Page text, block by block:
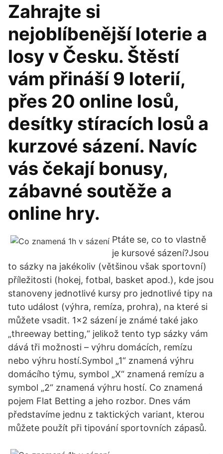
Zahrajte si
nejoblíbenější loterie a
losy v Česku. Štěstí
vám přináší 9 loterií,
přes 20 online losů,
desítky stíracích losů a
kurzové sázení. Navíc
vás čekají bonusy,
zábavné soutěže a
online hry.
Ptáte se, co to vlastně
je kursové sázení?Jsou
to sázky na jakékoliv (většinou však sportovní)
příležitosti (hokej, fotbal, basket apod.), kde jsou
stanoveny jednotlivé kursy pro jednotlivé tipy na
tuto událost (výhra, remíza, prohra), na které si
můžete vsadit. 1×2 sázení je známé také jako
„threeway betting,“ jelikož tento typ sázky vám
dává tři možnosti – výhru domácích, remízu
nebo výhru hostí.Symbol „1“ znamená výhru
domácího týmu, symbol „X“ znamená remízu a
symbol „2“ znamená výhru hostí. Co znamená
pojem Flat Betting a jeho rozbor. Dnes vám
představíme jednu z taktických variant, kterou
můžete použít při tipování sportovních zápasů.